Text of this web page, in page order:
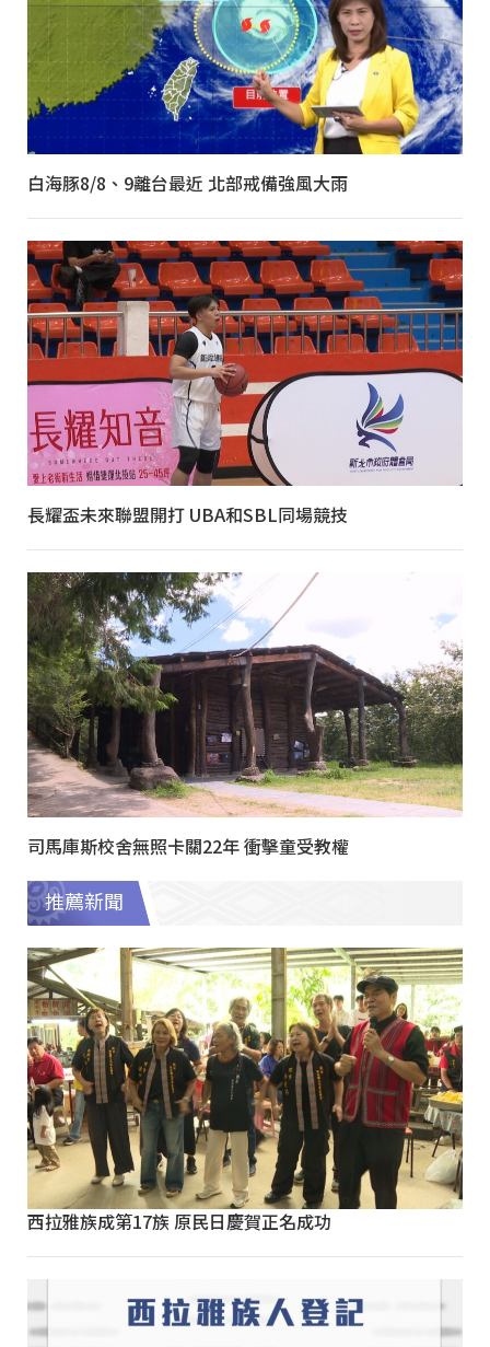
白海豚8/8、9離台最近 北部戒備強風大雨
長耀盃未來聯盟開打 UBA和SBL同場競技
司馬庫斯校舍無照卡關22年 衝擊童受教權
推薦新聞
西拉雅族成第17族 原民日慶賀正名成功